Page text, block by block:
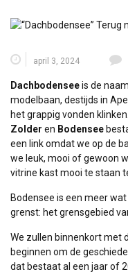
april 3, 2024
Dachbodenseeis de
modelbaan, destijds in
het grappig vonden
Zolder en Bodensee
een link omdat we op de
we leuk, mooi of gewoon
vitrine kast mooi te staan
Bodensee is een meer
grenst: het grensgebied
We zullen binnenkort met
beginnen om de
dat bestaat al een jaar of